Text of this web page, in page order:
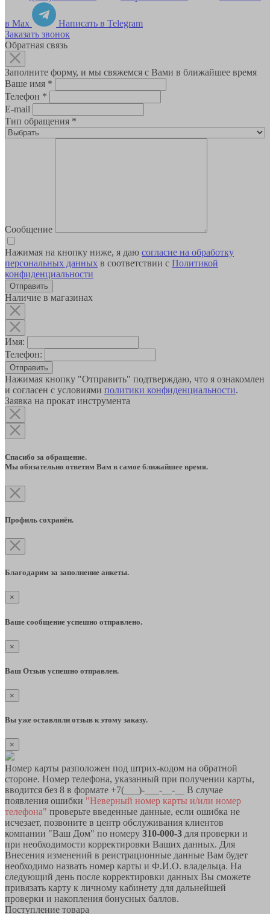
в Max
Написать в Telegram
Заказать звонок
Обратная связь
Заполните форму, и мы свяжемся с Вами в ближайшее время
Ваше имя *
Телефон *
E-mail
Тип обращения *
Сообщение
Нажимая на кнопку ниже, я даю согласие на обработку
персональных данных в соответствии с Политикой
конфиденциальности
Наличие в магазинах
Имя:
Телефон:
Отправить
Нажимая кнопку "Отправить" подтверждаю, что я ознакомлен
и согласен с условиями политики конфиденциальности.
Заявка на прокат инструмента
Спасибо за обращение.
Мы обязательно ответим Вам в самое ближайшее время.
Профиль сохранён.
Благодарим за заполнение анкеты.
×
Ваше сообщение успешно отправлено.
×
Ваш Отзыв успешно отправлен.
×
Вы уже оставляли отзыв к этому заказу.
×
Номер карты разположен под штрих-кодом на обратной
стороне. Номер телефона, указанный при получении карты,
вводится без 8 в формате +7(___)-___-__-__ В случае
появления ошибки "Неверный номер карты и/или номер
телефона" проверьте введенные данные, если ошибка не
исчезает, позвоните в центр обслуживания клиентов
компании "Ваш Дом" по номеру 310-000-3 для проверки и
при необходимости корректировки Ваших данных. Для
Внесения изменений в реистрационные данные Вам будет
необходимо назвать номер карты и Ф.И.О. владельца. На
следующий день после корректировки данных Вы сможете
привязать карту к личному кабинету для дальнейшей
проверки и накопления бонусных баллов.
Поступление товара